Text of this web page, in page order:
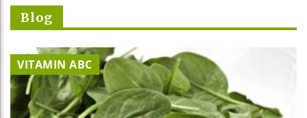
Blog
VITAMIN ABC